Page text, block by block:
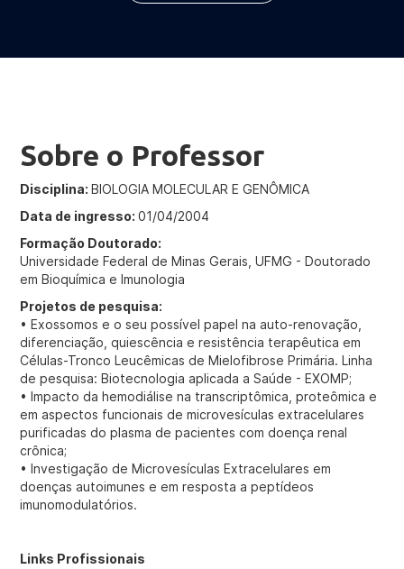
Sobre o Professor
Disciplina:BIOLOGIA MOLECULAR E GENÔMICA
Data de ingresso:01/04/2004
Formação Doutorado:
Universidade Federal de Minas Gerais, UFMG - Doutorado
em Bioquímica e Imunologia
Projetos de pesquisa:
• Exossomos e o seu possível papel na auto-renovação,
diferenciação, quiescência e resistência terapêutica em
Células-Tronco Leucêmicas de Mielofibrose Primária. Linha
de pesquisa: Biotecnologia aplicada a Saúde - EXOMP;
• Impacto da hemodiálise na transcriptômica, proteômica e
em aspectos funcionais de microvesículas extracelulares
purificadas do plasma de pacientes com doença renal
crônica;
• Investigação de Microvesículas Extracelulares em
doenças autoimunes e em resposta a peptídeos
imunomodulatórios.
Links Profissionais